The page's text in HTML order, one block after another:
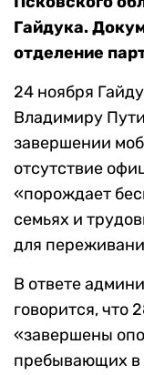
Гайдука.
отделение
24 ноября
Владимиру
завершении
отсутствие
«порождает
семьях и
для
В ответе
говорится, что
«завершены
пребывающих в